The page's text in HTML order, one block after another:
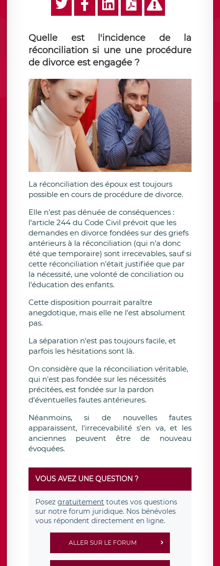
Quelle est l'incidence de la
réconciliation si une une procédure
de divorce est engagée ?
La réconciliation des époux est toujours
possible en cours de procédure de divorce.
Elle n'est pas dénuée de conséquences :
l'article 244 du Code Civil prévoit que les
demandes en divorce fondées sur des griefs
antérieurs à la réconciliation (qui n'a donc
été que temporaire) sont irrecevables, sauf si
cette réconciliation n'était justifiée que par
la nécessité, une volonté de conciliation ou
l'éducation des enfants.
Cette disposition pourrait paraître
anegdotique, mais elle ne l'est absolument
pas.
La séparation n'est pas toujours facile, et
parfois les hésitations sont là.
On considère que la réconciliation véritable,
qui n'est pas fondée sur les nécessités
précitées, est fondée sur la pardon
d'éventuelles fautes antérieures.
Néanmoins, si de nouvelles fautes
apparaissent, l'irrecevabilité s'en va, et les
anciennes peuvent être de nouveau
évoquées.
VOUS AVEZ UNE QUESTION ?
Posez gratuitement toutes vos questions
sur notre forum juridique. Nos bénévoles
vous répondent directement en ligne.
ALLER SUR LE FORUM